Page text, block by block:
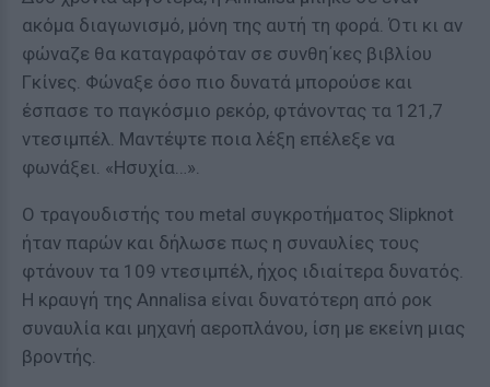
ακόμα διαγωνισμό, μόνη της αυτή τη φορά. Ότι κι αν
φώναζε θα καταγραφόταν σε συνθη΄κες βιβλίου
Γκίνες. Φώναξε όσο πιο δυνατά μπορούσε και
έσπασε το παγκόσμιο ρεκόρ, φτάνοντας τα 121,7
ντεσιμπέλ. Μαντέψτε ποια λέξη επέλεξε να
φωνάξει. «Ησυχία…».
Ο τραγουδιστής του metal συγκροτήματος Slipknot
ήταν παρών και δήλωσε πως η συναυλίες τους
φτάνουν τα 109 ντεσιμπέλ, ήχος ιδιαίτερα δυνατός.
Η κραυγή της Annalisa είναι δυνατότερη από ροκ
συναυλία και μηχανή αεροπλάνου, ίση με εκείνη μιας
βροντής.